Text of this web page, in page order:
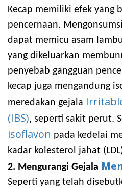
Kecap memiliki efek yang
pencernaan.
dapat memicu asam
yang dikeluarkan
penyebab gangguan
kecap juga mengandung
meredakan gejala
(IBS), seperti sakit perut.
isoflavon pada kedelai
kadar kolesterol jahat
2. Mengurangi Gejala
Seperti yang telah